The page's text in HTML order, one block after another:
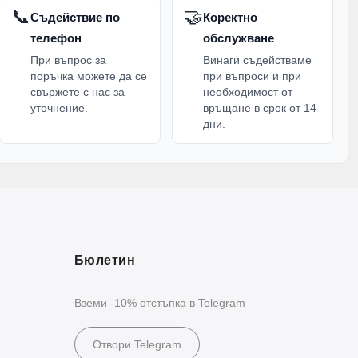
📞Съдействие по
телефон
При въпрос за
поръчка можете да се
свържете с нас за
уточнение.
🤝Коректно
обслужване
Винаги съдействаме
при въпроси и при
необходимост от
връщане в срок от 14
дни.
Бюлетин
Вземи -10% отстъпка в Telegram
Отвори Telegram